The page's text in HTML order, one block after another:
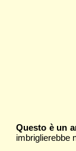
Questo è un
imbriglierebbe